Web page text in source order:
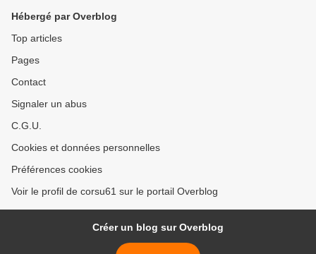
Hébergé par Overblog
Top articles
Pages
Contact
Signaler un abus
C.G.U.
Cookies et données personnelles
Préférences cookies
Voir le profil de corsu61 sur le portail Overblog
Créer un blog sur Overblog